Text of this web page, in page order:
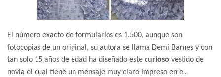
El número exacto de formularios es 1.500, aunque son
fotocopias de un original, su autora se llama Demi Barnes y con
tan solo 15 años de edad ha diseñado este curioso vestido de
novia el cual tiene un mensaje muy claro impreso en el.